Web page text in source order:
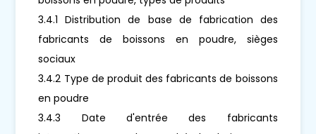
3.4.1 Distribution de base de fabrication des
fabricants de boissons en poudre, sièges
sociaux
3.4.2 Type de produit des fabricants de boissons
en poudre
3.4.3 Date d'entrée des fabricants